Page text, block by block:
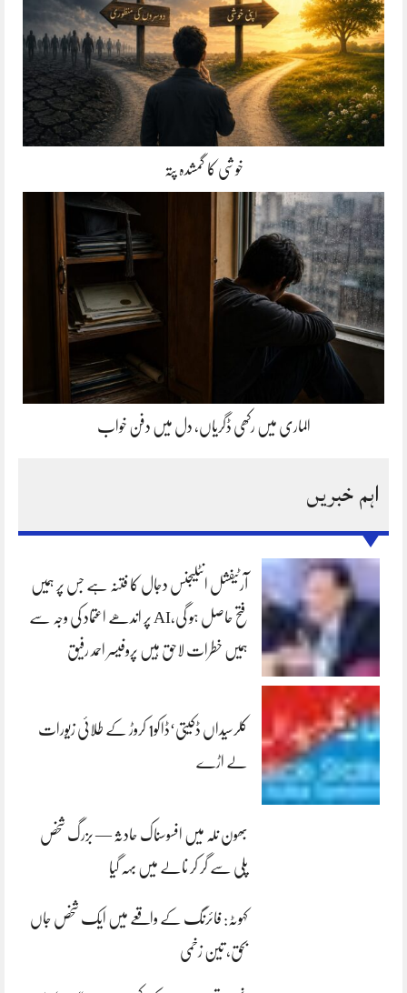
خوشی کا گمشدہ پتہ
الماری میں رکھی ڈگریاں، دل میں دفن خواب
اہم خبریں
آرٹیفشل انٹلیجنس دجال کا فتنہ ہے جس پر ہمیں
فتح حاصل ہو گی،AI پر اندھے اعتماد کی وجہ سے
ہمیں خطرات لاحق ہیں پروفیسر احمد رفیق
کلرسیداں ڈکیتی‘ڈاکو1 کروڑ کے طلائی زیورات
لے اڑے
بھون نلہ میں افسوسناک حادثہ — بزرگ شخص
پلی سے گر کر نالے میں بہہ گیا
کہوٹہ: فائرنگ کے واقعے میں ایک شخص جاں
بحق، تین زخمی